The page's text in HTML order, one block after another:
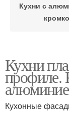
Кухни с
рамке
Кухни
профиле.
Кухонные